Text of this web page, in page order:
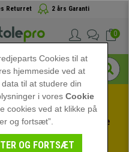
Returret 2 års Garanti
0
Eksklusive
- Se tilbuddet
Cookies til at
hjemmeside ved at
til at studere din
i voresCookie
cookies ved at klikke på
og fortsæt”.
OG FORTSÆT